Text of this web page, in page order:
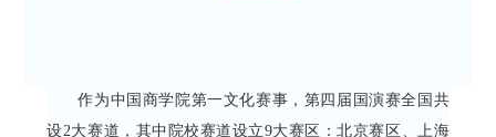
作为中国商学院第一文化赛事，第四届国演赛全国共
设2大赛道，其中院校赛道设立9大赛区：北京赛区、上海